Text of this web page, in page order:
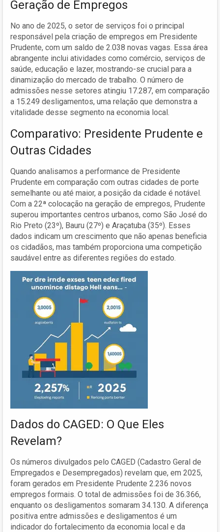
Geração de Empregos
No ano de 2025, o setor de serviços foi o principal
responsável pela criação de empregos em Presidente
Prudente, com um saldo de 2.038 novas vagas. Essa área
abrangente inclui atividades como comércio, serviços de
saúde, educação e lazer, mostrando-se crucial para a
dinamização do mercado de trabalho. O número de
admissões nesse setores atingiu 17.287, em comparação
a 15.249 desligamentos, uma relação que demonstra a
vitalidade desse segmento na economia local.
Comparativo: Presidente Prudente e
Outras Cidades
Quando analisamos a performance de Presidente
Prudente em comparação com outras cidades de porte
semelhante ou até maior, a posição da cidade é notável.
Com a 22ª colocação na geração de empregos, Prudente
superou importantes centros urbanos, como São José do
Rio Preto (23º), Bauru (27º) e Araçatuba (35º). Esses
dados indicam um crescimento que não apenas beneficia
os cidadãos, mas também proporciona uma competição
saudável entre as diferentes regiões do estado.
Dados do CAGED: O Que Eles
Revelam?
Os números divulgados pelo CAGED (Cadastro Geral de
Empregados e Desempregados) revelam que, em 2025,
foram gerados em Presidente Prudente 2.236 novos
empregos formais. O total de admissões foi de 36.366,
enquanto os desligamentos somaram 34.130. A diferença
positiva entre admissões e desligamentos é um
indicador do fortalecimento da economia local e da